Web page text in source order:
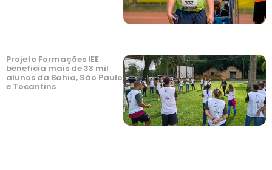
Projeto Formações IEE
beneficia mais de 33 mil
alunos da Bahia, São Paulo
e Tocantins